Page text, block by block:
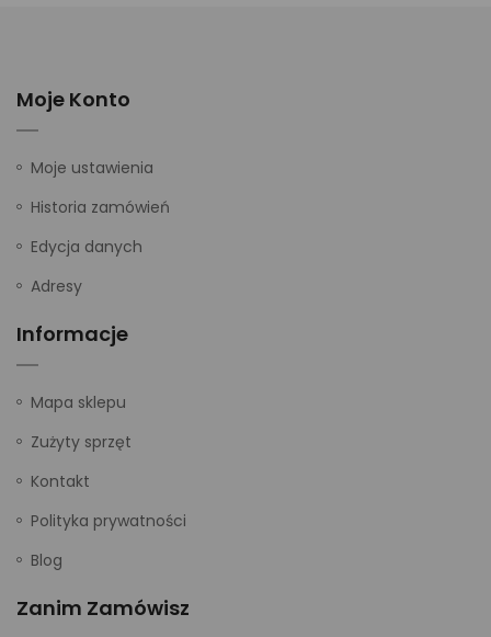
Moje Konto
Moje ustawienia
Historia zamówień
Edycja danych
Adresy
Informacje
Mapa sklepu
Zużyty sprzęt
Kontakt
Polityka prywatności
Blog
Zanim Zamówisz